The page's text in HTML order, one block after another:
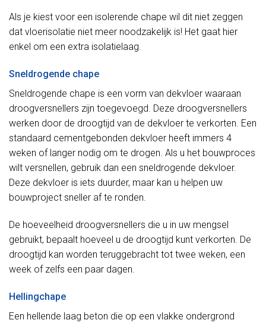
Als je kiest voor een isolerende chape wil dit niet zeggen
dat vloerisolatie niet meer noodzakelijk is! Het gaat hier
enkel om een extra isolatielaag.
Sneldrogende chape
Sneldrogende chape is een vorm van dekvloer waaraan
droogversnellers zijn toegevoegd. Deze droogversnellers
werken door de droogtijd van de dekvloer te verkorten. Een
standaard cementgebonden dekvloer heeft immers 4
weken of langer nodig om te drogen. Als u het bouwproces
wilt versnellen, gebruik dan een sneldrogende dekvloer.
Deze dekvloer is iets duurder, maar kan u helpen uw
bouwproject sneller af te ronden.
De hoeveelheid droogversnellers die u in uw mengsel
gebruikt, bepaalt hoeveel u de droogtijd kunt verkorten. De
droogtijd kan worden teruggebracht tot twee weken, een
week of zelfs een paar dagen.
Hellingchape
Een hellende laag beton die op een vlakke ondergrond